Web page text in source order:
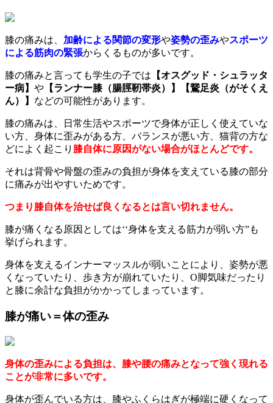
膝の痛みは、 加齢による関節の変形や姿勢の歪みやスポーツ
による筋肉の緊張からくるものが多いです。
膝の痛みと言っても学生の子では 【オスグッド・シュラッタ
ー病】 や 【ランナー膝（腸脛靭帯炎）】【鵞足炎（がそくえ
ん）】 などの可能性があります。
膝の痛みは、日常生活やスポーツで身体が正しく使えていな
い方、身体に歪みがある方、バランスが悪い方、猫背の方な
どによく起こり 膝自体に原因がない場合がほとんどです。
それは背骨や骨盤の歪みの負担が身体を支えている膝の部分
に痛みが出やすいためです。
つまり膝自体を治せば良くなるとは言い切れません。
膝が痛くなる原因としては‘‘身体を支える筋力が弱い方”も
挙げられます。
身体を支えるインナーマッスルが弱いことにより、姿勢が悪
くなっていたり、歩き方が崩れていたり、O脚気味だったり
と膝に余計な負担がかかってしまっています。
膝が痛い＝体の歪み
身体の歪みによる負担は、膝や腰の痛みとなって強く現れる
ことが非常に多いです。
身体が歪んでいる方は、膝やふくらはぎが極端に硬くなって